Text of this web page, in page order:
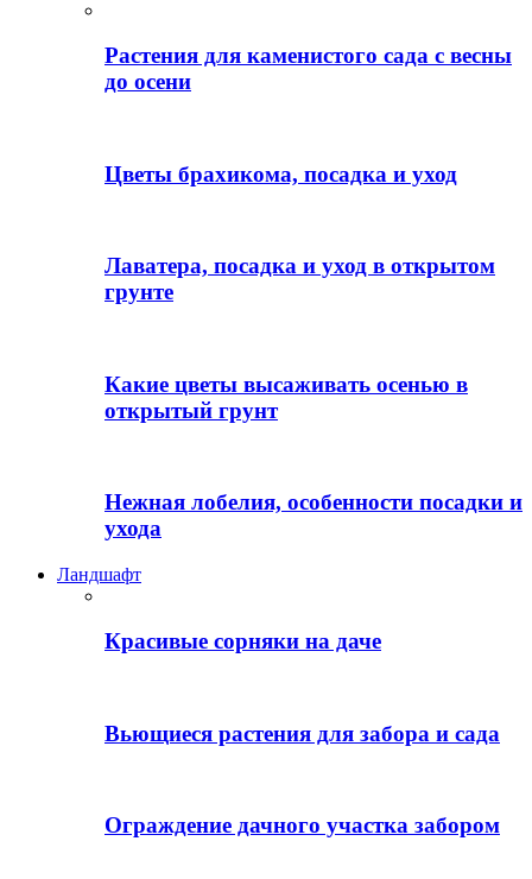
Растения для каменистого сада с весны
до осени
Цветы брахикома, посадка и уход
Лаватера, посадка и уход в открытом
грунте
Какие цветы высаживать осенью в
открытый грунт
Нежная лобелия, особенности посадки и
ухода
Ландшафт
Красивые сорняки на даче
Вьющиеся растения для забора и сада
Ограждение дачного участка забором